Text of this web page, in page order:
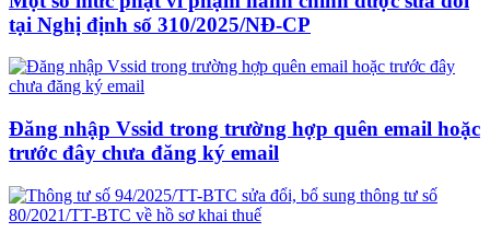
tại Nghị định số 310/2025/NĐ-CP
Đăng nhập Vssid trong trường hợp quên email hoặc
trước đây chưa đăng ký email